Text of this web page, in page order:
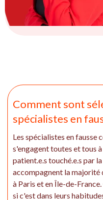
Comment sont
spécialistes en
Les spécialistes en fausse
s'engagent toutes et tous
patient.e.s touché.e.s par
accompagnent la majorité
à Paris et en Île-de-
si c'est dans leurs